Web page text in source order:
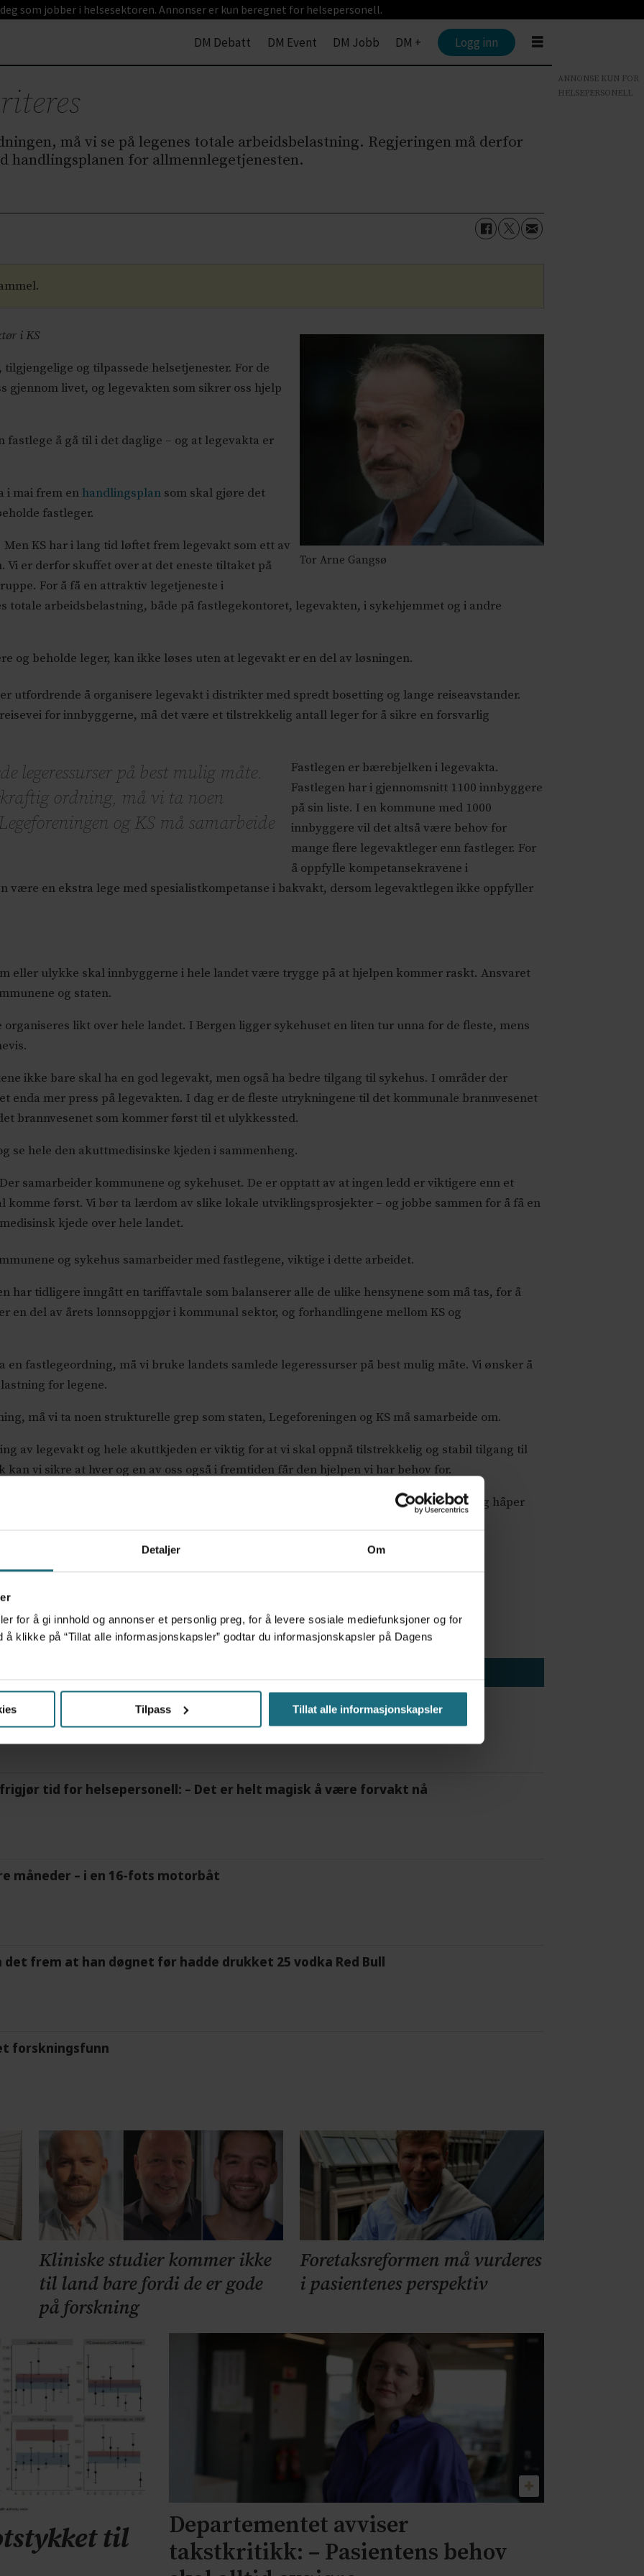
Detaljer Om
for å gi innhold og annonser et personlig preg, for å levere sosiale mediefunksjoner og for
å klikke på “Tillat alle informasjonskapsler” godtar du informasjonskapsler på Dagens
Tilpass Tillat alle informasjonskapsler
som jobber i helsesektoren. Annonser er kun beregnet for helsepersonell.
DM Debatt DM Event DM Jobb DM + Logg inn
må vi se på legenes totale arbeidsbelastning. Regjeringen må derfor
handlingsplanen for allmennlegetjenesten.
Tor Arne Gangsø
i KS
tilgjengelige og tilpassede helsetjenester. For de
gjennom livet, og legevakten som sikrer oss hjelp
fastlege å gå til i det daglige – og at legevakta er
i mai frem en handlingsplan som skal gjøre det
fastleger.
KS har i lang tid løftet frem legevakt som ett av
Vi er derfor skuffet over at det eneste tiltaket på
For å få en attraktiv legetjeneste i
totale arbeidsbelastning, både på fastlegekontoret, legevakten, i sykehjemmet og i andre
og beholde leger, kan ikke løses uten at legevakt er en del av løsningen.
utfordrende å organisere legevakt i distrikter med spredt bosetting og lange reiseavstander.
for innbyggerne, må det være et tilstrekkelig antall leger for å sikre en forsvarlig
legeressurser på best mulig måte.
ordning, må vi ta noen
og KS må samarbeide
Fastlegen er bærebjelken i legevakta.
Fastlegen har i gjennomsnitt 1100 innbyggere
på sin liste. I en kommune med 1000
innbyggere vil det altså være behov for
mange flere legevaktleger enn fastleger. For
å oppfylle kompetansekravene i
være en ekstra lege med spesialistkompetanse i bakvakt, dersom legevaktlegen ikke oppfyller
eller ulykke skal innbyggerne i hele landet være trygge på at hjelpen kommer raskt. Ansvaret
og staten.
likt over hele landet. I Bergen ligger sykehuset en liten tur unna for de fleste, mens
ikke bare skal ha en god legevakt, men også ha bedre tilgang til sykehus. I områder der
enda mer press på legevakten. I dag er de fleste utrykningene til det kommunale brannvesenet
brannvesenet som kommer først til et ulykkessted.
se hele den akuttmedisinske kjeden i sammenheng.
samarbeider kommunene og sykehuset. De er opptatt av at ingen ledd er viktigere enn et
komme først. Vi bør ta lærdom av slike lokale utviklingsprosjekter – og jobbe sammen for å få en
kjede over hele landet.
og sykehus samarbeider med fastlegene, viktige i dette arbeidet.
har tidligere inngått en tariffavtale som balanserer alle de ulike hensynene som må tas, for å
en del av årets lønnsoppgjør i kommunal sektor, og forhandlingene mellom KS og
en fastlegeordning, må vi bruke landets samlede legeressurser på best mulig måte. Vi ønsker å
for legene.
må vi ta noen strukturelle grep som staten, Legeforeningen og KS må samarbeide om.
av legevakt og hele akuttkjeden er viktig for at vi skal oppnå tilstrekkelig og stabil tilgang til
vi sikre at hver og en av oss også i fremtiden får den hjelpen vi har behov for.
er en opptrappingsplan. KS mener at satsing på legevakt må prioriteres, og håper
med oss for å finne gode og bærekraftige løsninger til gode for oss alle.
for psykisk helsehjelp
tid for helsepersonell: – Det er helt magisk å være forvakt nå
måneder – i en 16-fots motorbåt
det frem at han døgnet før hadde drukket 25 vodka Red Bull
forskningsfunn
Kliniske studier kommer ikke
til land bare fordi de er gode
på forskning
Foretaksreformen må vurderes
i pasientenes perspektiv
til
Departementet avviser
takstkritikk: – Pasientens behov
ANNONSE KUN FOR
HELSEPERSONELL